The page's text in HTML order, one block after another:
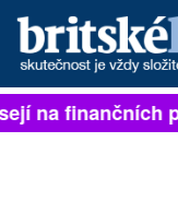
PŘIHLÁSIT
na finančních